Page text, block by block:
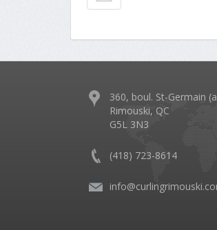
360, boul. St-Germain
Rimouski, QC
G5L 3N3
(418) 723-8614